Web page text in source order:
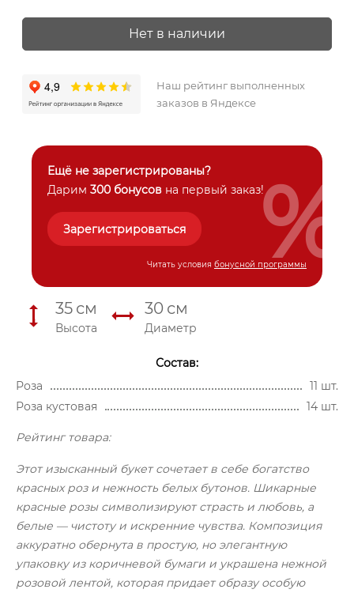
Нет в наличии
Наш рейтинг выполненных
заказов в Яндексе
Ещё не зарегистрированы?
Дарим 300 бонусов на первый заказ!
Зарегистрироваться
Читать условия бонусной программы
%
35 см
Высота
30 см
Диаметр
Состав:
Роза
11 шт.
Роза кустовая
14 шт.
Рейтинг товара:
Этот изысканный букет сочетает в себе богатство
красных роз и нежность белых бутонов. Шикарные
красные розы символизируют страсть и любовь, а
белые — чистоту и искренние чувства. Композиция
аккуратно обернута в простую, но элегантную
упаковку из коричневой бумаги и украшена нежной
розовой лентой, которая придает образу особую